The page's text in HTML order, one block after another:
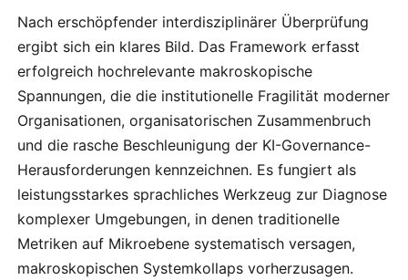
Nach erschöpfender interdisziplinärer Überprüfung
ergibt sich ein klares Bild. Das Framework erfasst
erfolgreich hochrelevante makroskopische
Spannungen, die die institutionelle Fragilität moderner
Organisationen, organisatorischen Zusammenbruch
und die rasche Beschleunigung der KI-Governance-
Herausforderungen kennzeichnen. Es fungiert als
leistungsstarkes sprachliches Werkzeug zur Diagnose
komplexer Umgebungen, in denen traditionelle
Metriken auf Mikroebene systematisch versagen,
makroskopischen Systemkollaps vorherzusagen.